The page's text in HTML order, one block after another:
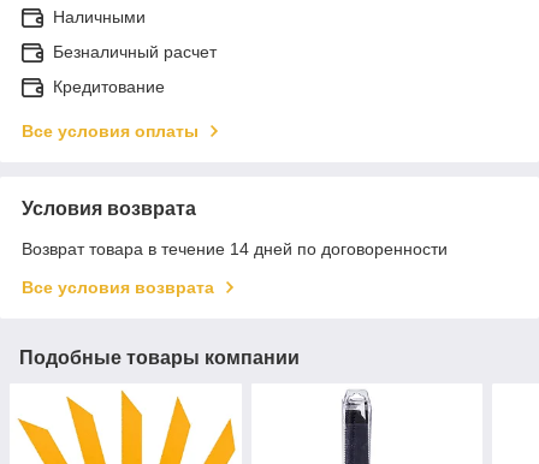
Наличными
Безналичный расчет
Кредитование
Все условия оплаты
Условия возврата
Возврат товара в течение 14 дней по договоренности
Все условия возврата
Подобные товары компании